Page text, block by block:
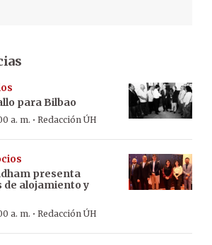
para Bilbao
a. m. · Redacción ÚH
presenta
de alojamiento y
a. m. · Redacción ÚH